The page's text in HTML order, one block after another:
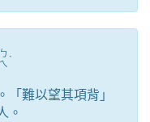
ㄅ
ㄟ ˋ
難以望其項背」
。